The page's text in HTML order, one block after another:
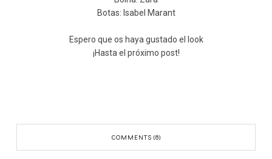
Botas: Isabel Marant
Espero que os haya gustado el look
¡Hasta el próximo post!
COMMENTS (8)